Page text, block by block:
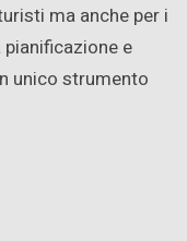
ma anche per i
e
unico strumento